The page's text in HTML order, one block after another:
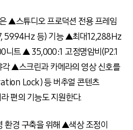
▲스튜디오 프로덕션 전용 프레임
59.94Hz 등) 기능 ▲최대12,288Hz
니트 ▲ 35,000:1 고정명암비(P2.1
▲스크린과 카메라의 영상 신호를
Lock) 등 버추얼 콘텐츠
편의 기능도 지원한다.
환경 구축을 위해 ▲색상 조정이